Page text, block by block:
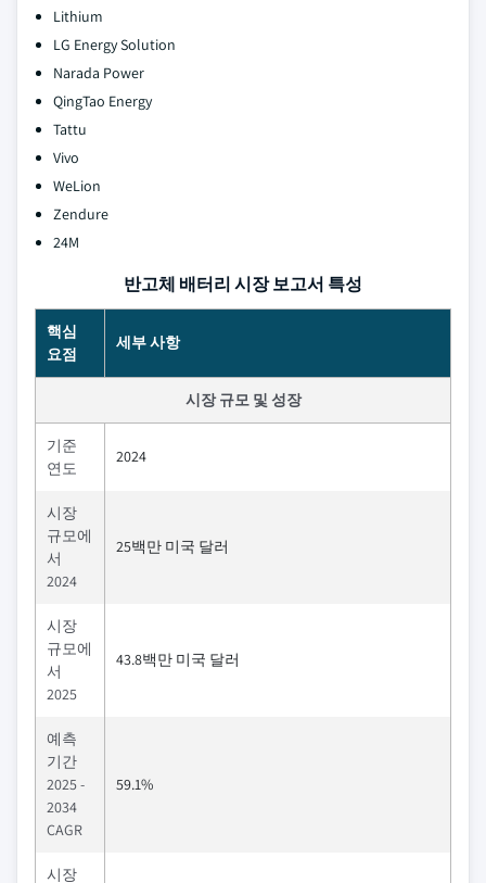
Lithium
LG Energy Solution
Narada Power
QingTao Energy
Tattu
Vivo
WeLion
Zendure
24M
반고체 배터리 시장 보고서 특성
핵심
요점
세부 사항
시장 규모 및 성장
기준
연도
2024
시장
규모에
서
2024
25백만 미국 달러
시장
규모에
서
2025
43.8백만 미국 달러
예측
기간
2025 -
2034
CAGR
59.1%
시장